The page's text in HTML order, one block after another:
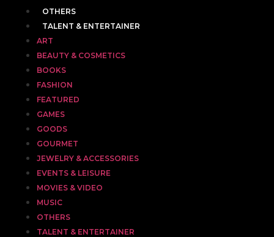
OTHERS
TALENT & ENTERTAINER
ART
BEAUTY & COSMETICS
BOOKS
FASHION
FEATURED
GAMES
GOODS
GOURMET
JEWELRY & ACCESSORIES
EVENTS & LEISURE
MOVIES & VIDEO
MUSIC
OTHERS
TALENT & ENTERTAINER